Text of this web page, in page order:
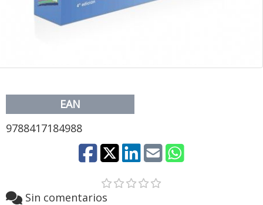
EAN
9788417184988
Sin comentarios